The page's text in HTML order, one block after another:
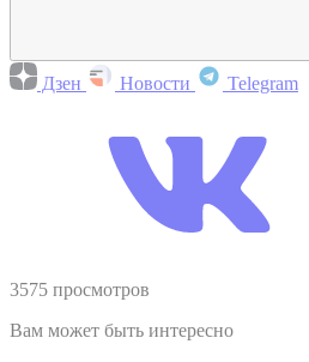
Дзен Новости Telegram
3575 просмотров
Вам может быть интересно